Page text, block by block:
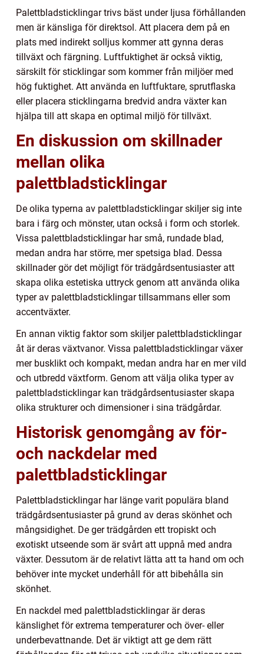
Palettbladsticklingar trivs bäst under ljusa förhållanden
men är känsliga för direktsol. Att placera dem på en
plats med indirekt solljus kommer att gynna deras
tillväxt och färgning. Luftfuktighet är också viktig,
särskilt för sticklingar som kommer från miljöer med
hög fuktighet. Att använda en luftfuktare, sprutflaska
eller placera sticklingarna bredvid andra växter kan
hjälpa till att skapa en optimal miljö för tillväxt.
En diskussion om skillnader
mellan olika
palettbladsticklingar
De olika typerna av palettbladsticklingar skiljer sig inte
bara i färg och mönster, utan också i form och storlek.
Vissa palettbladsticklingar har små, rundade blad,
medan andra har större, mer spetsiga blad. Dessa
skillnader gör det möjligt för trädgårdsentusiaster att
skapa olika estetiska uttryck genom att använda olika
typer av palettbladsticklingar tillsammans eller som
accentväxter.
En annan viktig faktor som skiljer palettbladsticklingar
åt är deras växtvanor. Vissa palettbladsticklingar växer
mer busklikt och kompakt, medan andra har en mer vild
och utbredd växtform. Genom att välja olika typer av
palettbladsticklingar kan trädgårdsentusiaster skapa
olika strukturer och dimensioner i sina trädgårdar.
Historisk genomgång av för-
och nackdelar med
palettbladsticklingar
Palettbladsticklingar har länge varit populära bland
trädgårdsentusiaster på grund av deras skönhet och
mångsidighet. De ger trädgården ett tropiskt och
exotiskt utseende som är svårt att uppnå med andra
växter. Dessutom är de relativt lätta att ta hand om och
behöver inte mycket underhåll för att bibehålla sin
skönhet.
En nackdel med palettbladsticklingar är deras
känslighet för extrema temperaturer och över- eller
underbevattnande. Det är viktigt att ge dem rätt